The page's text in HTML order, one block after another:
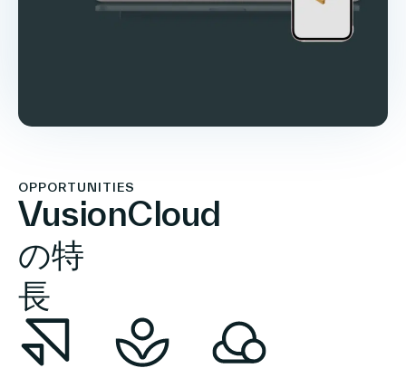
OPPORTUNITIES
VusionCloud
の特
長